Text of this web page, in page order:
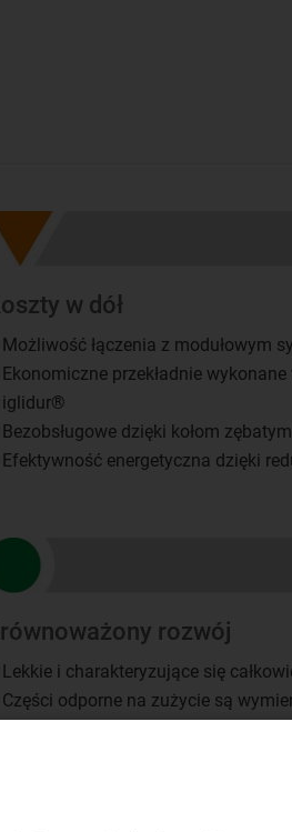
w dół
Możliwość łączenia z modułowym
Ekonomiczne przekładnie
iglidur®
Bezobsługowe dzięki kołom
Efektywność energetyczna dzięki
rozwój
Lekkie i charakteryzujące się
Części odporne na zużycie są
igus® jest inwestorem w Mura
recyklingu chemicznego. Od